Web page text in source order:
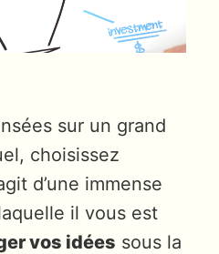
sur un grand
choisissez
d’une immense
il vous est
vos idées sous la